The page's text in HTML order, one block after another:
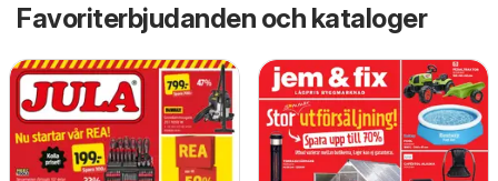
Favoriterbjudanden och kataloger